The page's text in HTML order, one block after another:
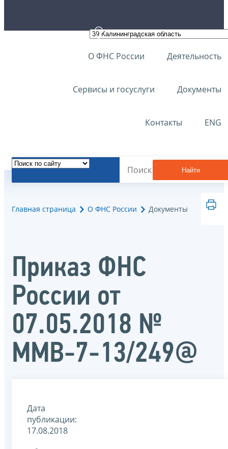
О ФНС России Деятельность
Сервисы и госуслуги Документы
Контакты ENG
Найти
Главная страница О ФНС России Документы
Приказ ФНС
России от
07.05.2018 №
ММВ-7-13/249@
Дата
публикации:
17.08.2018